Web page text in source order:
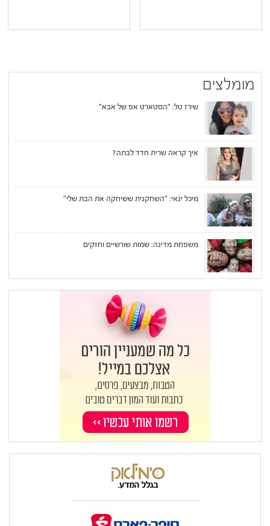
מומלצים
שירז טל: "הסטארט אפ של אבא"
איך קראה שרית חדד לבתה?
מיכל ינאי: "השחקנית ששיחקה את הבת שלי"
משפחת מדינה: שמות שורשיים וחזקים